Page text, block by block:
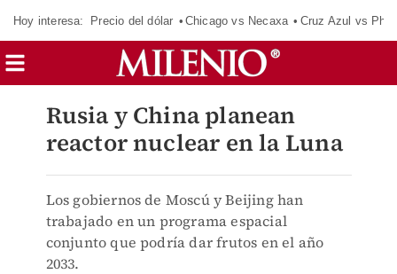
Hoy interesa: Precio del dólar Chicago vs Necaxa Cruz Azul vs
Rusia y China planean
reactor nuclear en la Luna
Los gobiernos de Moscú y Beijing han
trabajado en un programa espacial
conjunto que podría dar frutos en el año
2033.